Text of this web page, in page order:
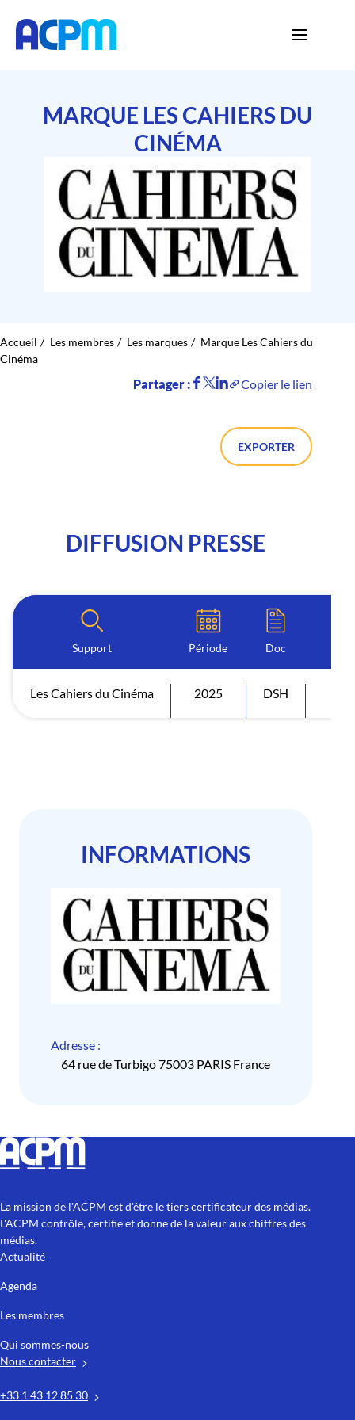
MARQUE LES CAHIERS DU
CINÉMA
Accueil Les membres Les marques
Marque Les Cahiers du
Cinéma
Partager : Copier le lien
EXPORTER
DIFFUSION PRESSE
Support Période Doc
Les Cahiers du Cinéma 2025 DSH
INFORMATIONS
Adresse :
64 rue de Turbigo 75003 PARIS France
La mission de l'ACPM est d'être le tiers certificateur des médias.
L'ACPM contrôle, certifie et donne de la valeur aux chiffres des
médias.
Actualité
Agenda
Les membres
Qui sommes-nous
Nous contacter
+33 1 43 12 85 30